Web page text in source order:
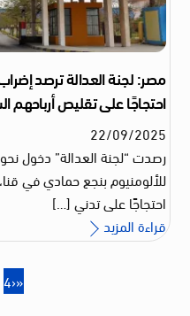
مصر: لجنة العدالة ترصد
احتجاجًا على تقليص أرباحهم
22/09/2025
للألومنيوم بنجع حمادي في
احتجاجًا على تدني […]
قراءة المزيد
4›»